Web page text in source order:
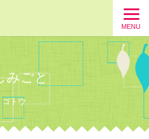
MENU
みごと
ゴトウ